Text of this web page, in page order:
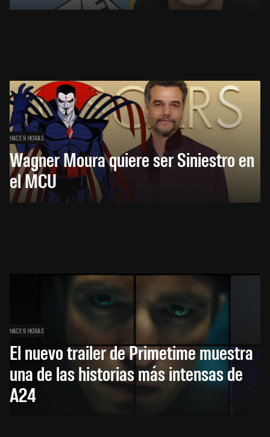
HACE 9 HORAS
Wagner Moura quiere ser Siniestro en
el MCU
HACE 9 HORAS
El nuevo trailer de Primetime muestra
una de las historias más intensas de
A24